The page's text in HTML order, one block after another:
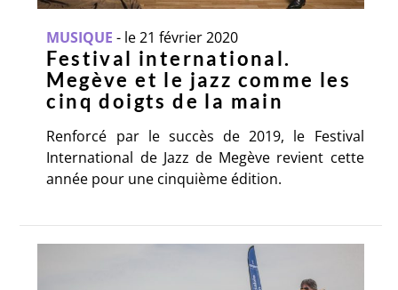
MUSIQUE - le 21 février 2020
Festival international.
Megève et le jazz comme les
cinq doigts de la main
Renforcé par le succès de 2019, le Festival
International de Jazz de Megève revient cette
année pour une cinquième édition.